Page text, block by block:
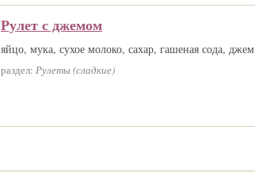
Рулет с джемом
яйцо, мука, сухое молоко, сахар, гашеная сода,
раздел: Рулеты (сладкие)